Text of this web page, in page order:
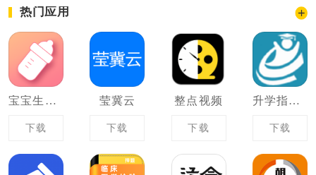
热门应用
宝宝生活记录
下载
莹冀云
下载
整点视频
下载
升学指导一卡通
下载